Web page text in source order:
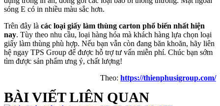
sóng E có in nhiều màu sắc hơn.
Trên đây là các loại giấy làm thùng carton phổ biến nhất hiện
nay. Tùy theo nhu cầu, loại hàng hóa mà khách hàng lựa chọn loại
giấy làm thùng phù hợp. Nếu bạn vẫn còn đang băn khoăn, hãy liên
hệ ngay TPS Group để được hỗ trợ tư vấn miễn phí. Chúc bạn sớm
tìm được sản phẩm ưng ý, chất lượng!
Theo: https://thienphusigroup.com/
BÀI VIẾT LIÊN QUAN